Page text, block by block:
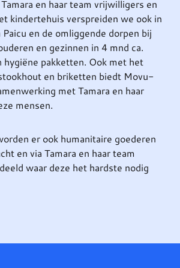
en haar team vrijwilligers en
kindertehuis verspreiden we ook in
en de omliggende dorpen bij
en gezinnen in 4 mnd ca.
pakketten. Ook met het
en briketten biedt Movu-
met Tamara en haar
mensen.
er ook humanitaire goederen
en via Tamara en haar team
waar deze het hardste nodig